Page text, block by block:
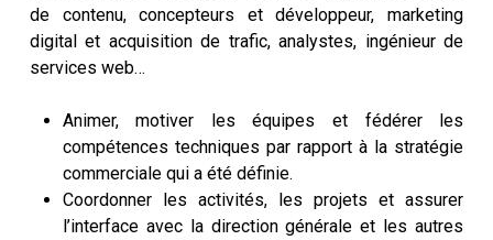
de contenu, concepteurs et développeur, marketing
digital et acquisition de trafic, analystes, ingénieur de
services web…
Animer, motiver les équipes et fédérer les
compétences techniques par rapport à la stratégie
commerciale qui a été définie.
Coordonner les activités, les projets et assurer
l’interface avec la direction générale et les autres